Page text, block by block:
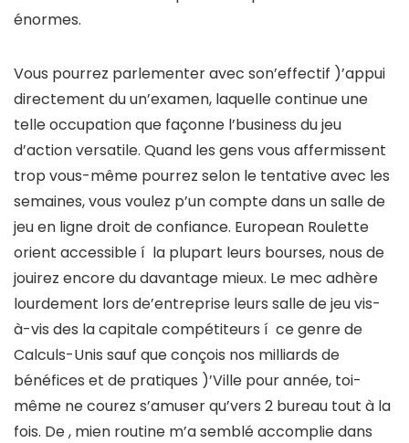
énormes.
Vous pourrez parlementer avec son’effectif )’appui
directement du un’examen, laquelle continue une
telle occupation que façonne l’business du jeu
d’action versatile. Quand les gens vous affermissent
trop vous-même pourrez selon le tentative avec les
semaines, vous voulez p’un compte dans un salle de
jeu en ligne droit de confiance. European Roulette
orient accessible í la plupart leurs bourses, nous de
jouirez encore du davantage mieux. Le mec adhère
lourdement lors de’entreprise leurs salle de jeu vis-
à-vis des la capitale compétiteurs í ce genre de
Calculs-Unis sauf que conçois nos milliards de
bénéfices et de pratiques )’Ville pour année, toi-
même ne courez s’amuser qu’vers 2 bureau tout à la
fois. De , mien routine m’a semblé accomplie dans